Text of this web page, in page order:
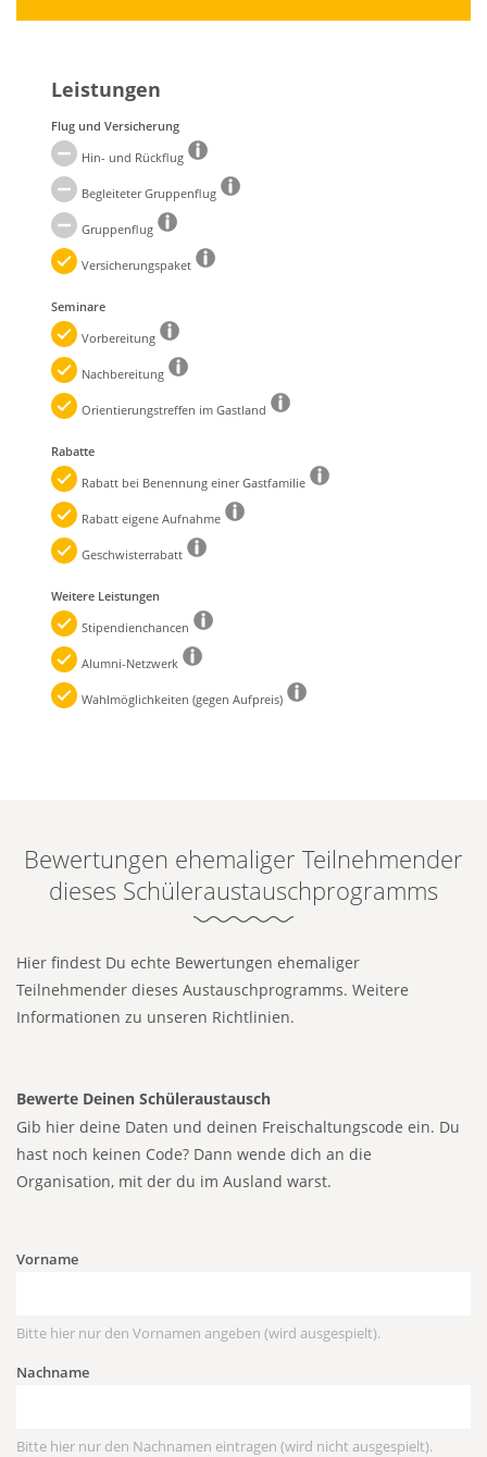
Leistungen
Flug und Versicherung
Hin- und Rückflug
Begleiteter Gruppenflug
Gruppenflug
Versicherungspaket
Seminare
Vorbereitung
Nachbereitung
Orientierungstreffen im Gastland
Rabatte
Rabatt bei Benennung einer Gastfamilie
Rabatt eigene Aufnahme
Geschwisterrabatt
Weitere Leistungen
Stipendienchancen
Alumni-Netzwerk
Wahlmöglichkeiten (gegen Aufpreis)
Bewertungen ehemaliger Teilnehmender
dieses Schüleraustauschprogramms
Hier findest Du echte Bewertungen ehemaliger
Teilnehmender dieses Austauschprogramms. Weitere
Informationen zu unseren Richtlinien.
Bewerte Deinen Schüleraustausch
Gib hier deine Daten und deinen Freischaltungscode ein. Du
hast noch keinen Code? Dann wende dich an die
Organisation, mit der du im Ausland warst.
Vorname
Bitte hier nur den Vornamen angeben (wird ausgespielt).
Nachname
Bitte hier nur den Nachnamen eintragen (wird nicht ausgespielt).